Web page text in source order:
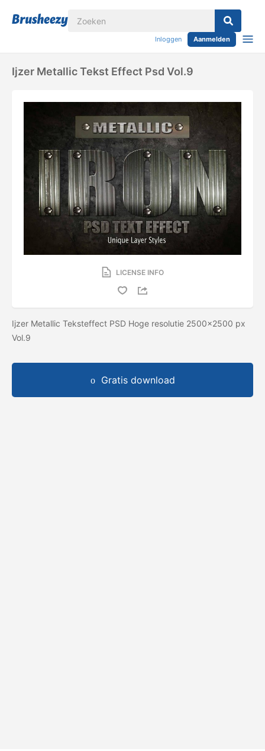
Inloggen Aanmelden
Ijzer Metallic Tekst Effect Psd Vol.9
LICENSE INFO
Ijzer Metallic Teksteffect PSD Hoge resolutie 2500x2500 px
Vol.9
Gratis download